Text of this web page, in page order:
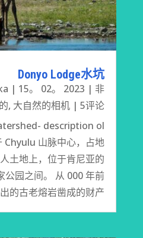
Donyo Lodge水坑
| 15。 02。 2023 | 非
, 大自然的相机 | 5评论
description ol
山脉中心，占地
土地上，位于肯尼亚的
公园之间。 从 000 年前
的古老熔岩凿成的财产...